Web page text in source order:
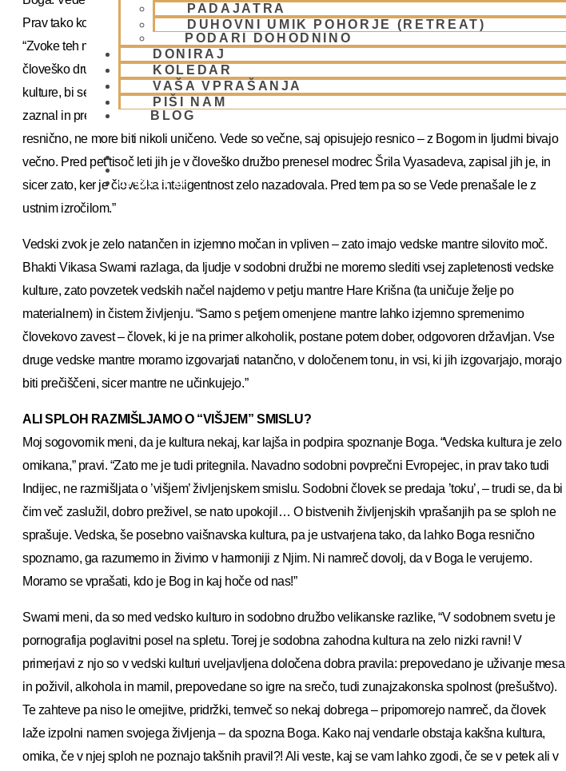
PADAJATRA
DUHOVNI UMIK POHORJE (RETREAT)
PODARI DOHODNINO
DONIRAJ
KOLEDAR
VAŠA VPRAŠANJA
PIŠI NAM
BLOG
01 431 21 24
Prav tako kot vedska kultura je vedno pričujoča tudi mantra Hare Krišna – ta namreč izvira iz te kulture.
“Zvoke teh manter so sposobni zaznavati rišiji (uresničeni modreci) – potem pa jih prenašajo v
človeško družbo. Tudi ti zvoki so večni. Kaj naj bi to pomenilo? Četudi bi umrli vsi sledilci vedske
kulture, bi se nekega dne spet pojavil kdo, ki bi ’ujel’ zvok vedskih manter, saj ta nenehno obstaja, ga
zaznal in prenesel ljudem. Kar je pristno, je namreč večno. Zato tudi Ved ni mogoče uničiti. Kar je
resnično, ne more biti nikoli uničeno. Vede so večne, saj opisujejo resnico – z Bogom in ljudmi bivajo
večno. Pred pet tisoč leti jih je v človeško družbo prenesel modrec Šrila Vyasadeva, zapisal jih je, in
sicer zato, ker je človeška inteligentnost zelo nazadovala. Pred tem pa so se Vede prenašale le z
ustnim izročilom.”
Vedski zvok je zelo natančen in izjemno močan in vpliven – zato imajo vedske mantre silovito moč.
Bhakti Vikasa Swami razlaga, da ljudje v sodobni družbi ne moremo slediti vsej zapletenosti vedske
kulture, zato povzetek vedskih načel najdemo v petju mantre Hare Krišna (ta uničuje želje po
materialnem) in čistem življenju. “Samo s petjem omenjene mantre lahko izjemno spremenimo
človekovo zavest – človek, ki je na primer alkoholik, postane potem dober, odgovoren državljan. Vse
druge vedske mantre moramo izgovarjati natančno, v določenem tonu, in vsi, ki jih izgovarjajo, morajo
biti prečiščeni, sicer mantre ne učinkujejo.”
ALI SPLOH RAZMIŠLJAMO O “VIŠJEM” SMISLU?
Moj sogovornik meni, da je kultura nekaj, kar lajša in podpira spoznanje Boga. “Vedska kultura je zelo
omikana,” pravi. “Zato me je tudi pritegnila. Navadno sodobni povprečni Evropejec, in prav tako tudi
Indijec, ne razmišljata o ’višjem’ življenjskem smislu. Sodobni človek se predaja ’toku’, – trudi se, da bi
čim več zaslužil, dobro preživel, se nato upokojil… O bistvenih življenjskih vprašanjih pa se sploh ne
sprašuje. Vedska, še posebno vaišnavska kultura, pa je ustvarjena tako, da lahko Boga resnično
spoznamo, ga razumemo in živimo v harmoniji z Njim. Ni namreč dovolj, da v Boga le verujemo.
Moramo se vprašati, kdo je Bog in kaj hoče od nas!”
Swami meni, da so med vedsko kulturo in sodobno družbo velikanske razlike, “V sodobnem svetu je
pornografija poglavitni posel na spletu. Torej je sodobna zahodna kultura na zelo nizki ravni! V
primerjavi z njo so v vedski kulturi uveljavljena določena dobra pravila: prepovedano je uživanje mesa
in poživil, alkohola in mamil, prepovedane so igre na srečo, tudi zunajzakonska spolnost (prešuštvo).
Te zahteve pa niso le omejitve, pridržki, temveč so nekaj dobrega – pripomorejo namreč, da človek
laže izpolni namen svojega življenja – da spozna Boga. Kako naj vendarle obstaja kakšna kultura,
omika, če v njej sploh ne poznajo takšnih pravil?! Ali veste, kaj se vam lahko zgodi, če se v petek ali v